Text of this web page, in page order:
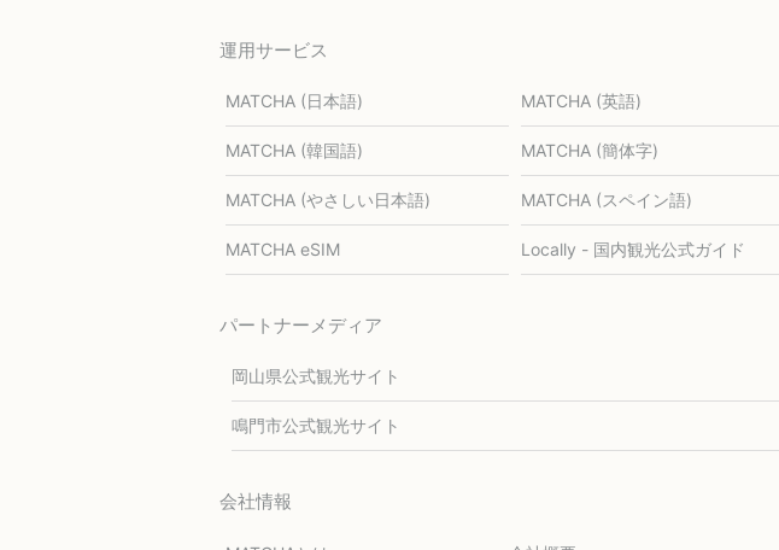
運用サービス
MATCHA (日本語) MATCHA (英語)
MATCHA (韓国語) MATCHA (簡体字)
MATCHA (やさしい日本語) MATCHA (スペイン語)
MATCHA eSIM Locally - 国内観光公式ガイド
パートナーメディア
岡山県公式観光サイト
鳴門市公式観光サイト
会社情報